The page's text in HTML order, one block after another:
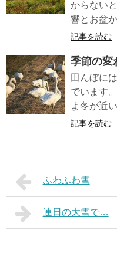
からない
響とお盆
記事を読む
季節の変
田んぼに
でいます
よ冬が近
記事を読む
ふわふわ雪
連日の大雪で…